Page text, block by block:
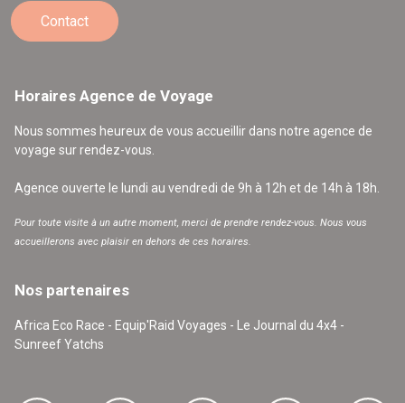
Contact
Horaires Agence de Voyage
Nous sommes heureux de vous accueillir dans notre agence de
voyage sur rendez-vous.
Agence ouverte le lundi au vendredi de 9h à 12h et de 14h à 18h.
Pour toute visite à un autre moment, merci de prendre rendez-vous. Nous vous
accueillerons avec plaisir en dehors de ces horaires.
Nos partenaires
Africa Eco Race - Equip'Raid Voyages - Le Journal du 4x4 -
Sunreef Yatchs